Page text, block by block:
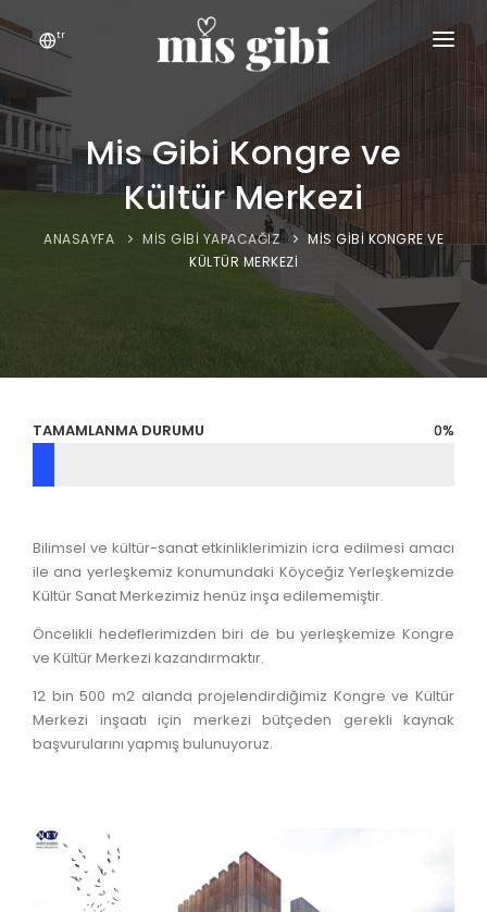
tr
ANASAYFA
KEŞFET
MIS GIBI
İLETIŞIM
Mis Gibi Kongre ve
Kültür Merkezi
ANASAYFA MIS GIBI YAPACAĞIZ
MIS GIBI KONGRE VE
KÜLTÜR MERKEZI
TAMAMLANMA DURUMU %
0%
0
Bilimsel ve kültür-sanat etkinliklerimizin icra edilmesi amacı
ile ana yerleşkemiz konumundaki Köyceğiz Yerleşkemizde
Kültür Sanat Merkezimiz henüz inşa edilememiştir.
Öncelikli hedeflerimizden biri de bu yerleşkemize Kongre
ve Kültür Merkezi kazandırmaktır.
12 bin 500 m2 alanda projelendirdiğimiz Kongre ve Kültür
Merkezi inşaatı için merkezi bütçeden gerekli kaynak
başvurularını yapmış bulunuyoruz.